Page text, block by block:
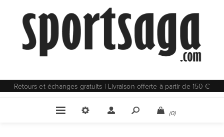
Retours et échanges gratuits | Livraison offerte à partir de 150 €
(0)